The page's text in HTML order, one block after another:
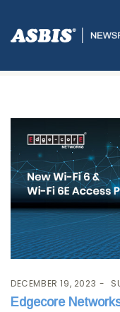
Tag:Edgecore
DECEMBER 19, 2023
Edgecore